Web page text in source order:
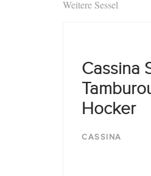
Weitere Sessel
Cassina
Hocker
CASSINA